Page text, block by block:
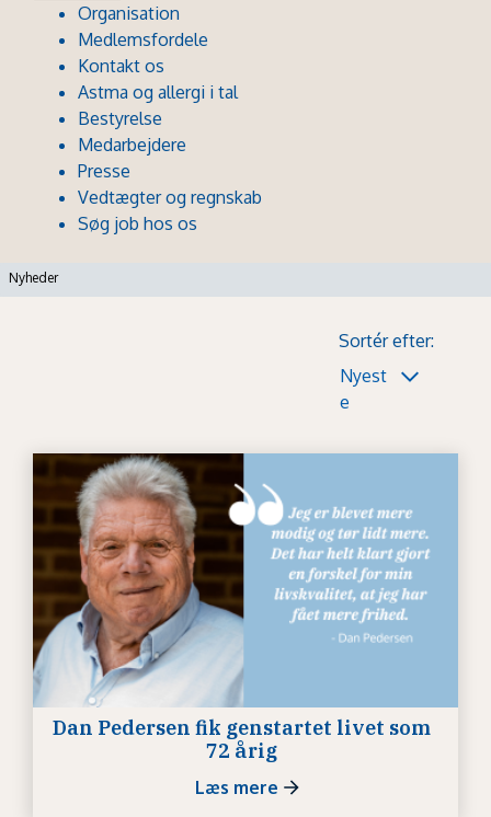
Organisation
Medlemsfordele
Kontakt os
Astma og allergi i tal
Bestyrelse
Medarbejdere
Presse
Vedtægter og regnskab
Søg job hos os
Nyheder
Sortér efter:
Nyest
e
Dan Pedersen fik genstartet livet som
72 årig
Læs mere